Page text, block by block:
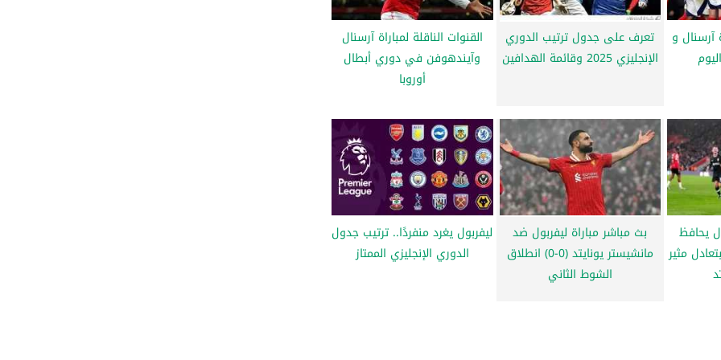
آرسنال و
تعرف على جدول ترتيب الدوري
الإنجليزي 2025 وقائمة الهدافين
القنوات الناقلة لمباراة آرسنال
وآيندهوفن في دوري أبطال
أوروبا
يحافظ
مثير
بث مباشر مباراة ليفربول ضد
مانشيستر يونايتد (0-0) انطلاق
الشوط الثاني
ليفربول يغرد منفردًا.. ترتيب جدول
الدوري الإنجليزي الممتاز